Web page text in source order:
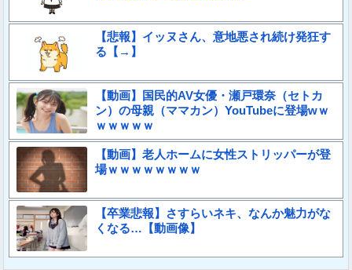
【悲報】イッヌさん、意地悪され続け発狂す
る【→】
【動画】国民的AV女優・瀬戸環奈（セトカ
ン）の母親（ママカン）YouTubeに登場wｗ
ｗｗｗｗｗ
【動画】老人ホームに女性ストリッパーが登
場ｗｗｗｗｗｗｗｗ
【卒業悲報】さすらいネキ、なんか魅力がな
くなる…【動画像】